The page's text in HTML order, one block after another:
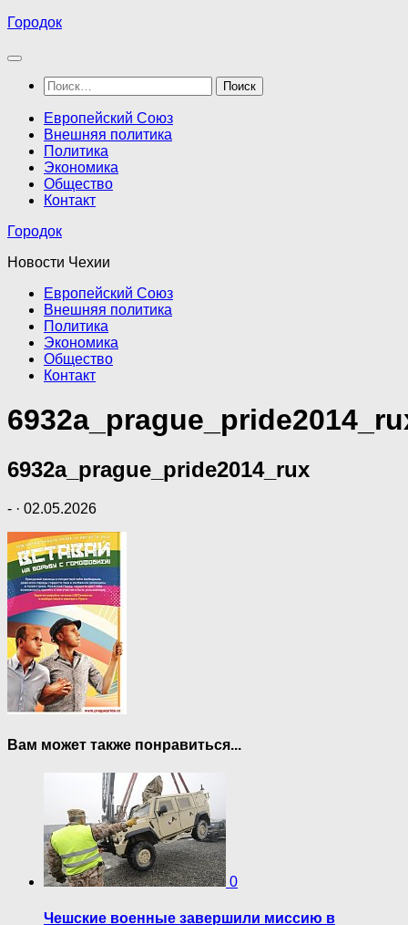
Перейти
содержимому
Городок
Найти:
Европейский Союз
Внешняя политика
Политика
Экономика
Общество
Контакт
Городок
Новости Чехии
Европейский Союз
Внешняя политика
Политика
Экономика
Общество
Контакт
6932a_prague_pride2014_rux
- · 02.05.2026
Вам может также понравиться...
0
Чешские военные завершили миссию в